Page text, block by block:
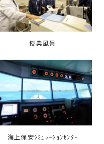
授業風景
海上保安ｼﾐｭﾚｰｼｮﾝｾﾝﾀｰ